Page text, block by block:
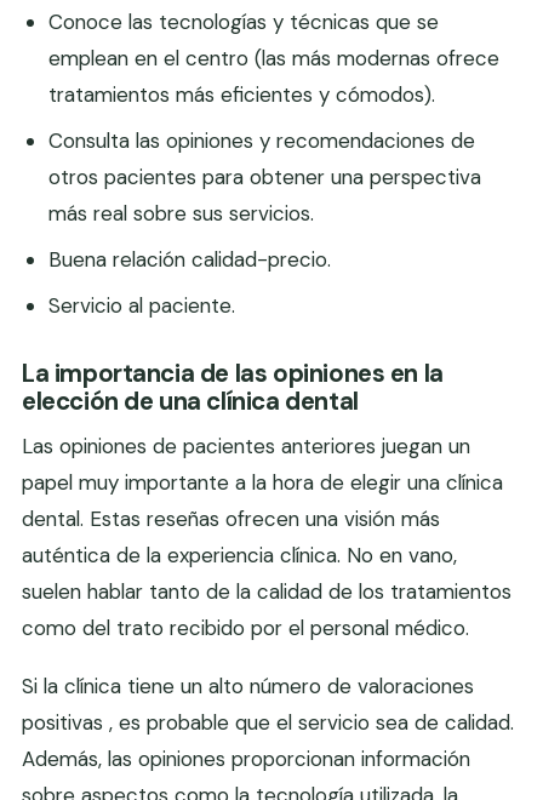
Conoce las tecnologías y técnicas que se
emplean en el centro (las más modernas ofrece
tratamientos más eficientes y cómodos).
Consulta las opiniones y recomendaciones de
otros pacientes para obtener una perspectiva
más real sobre sus servicios.
Buena relación calidad-precio.
Servicio al paciente.
La importancia de las opiniones en la
elección de una clínica dental
Las opiniones de pacientes anteriores juegan un
papel muy importante a la hora de elegir una clínica
dental. Estas reseñas ofrecen una visión más
auténtica de la experiencia clínica. No en vano,
suelen hablar tanto de la calidad de los tratamientos
como del trato recibido por el personal médico.
Si la clínica tiene un alto número de valoraciones
positivas , es probable que el servicio sea de calidad.
Además, las opiniones proporcionan información